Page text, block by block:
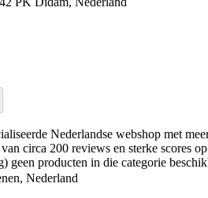
Nederlandse webshop met
circa 200 reviews en sterke
geen producten in die categorie
Nederland